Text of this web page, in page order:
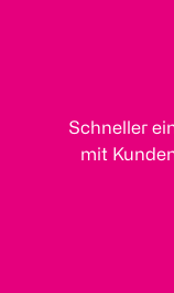
Schneller
mit